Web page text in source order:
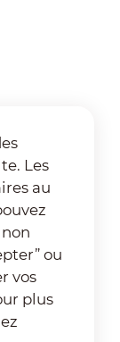
Les
au
ou
vos
plus